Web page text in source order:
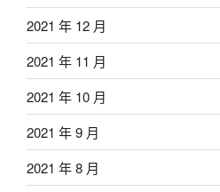
2021 年 12 月
2021 年 11 月
2021 年 10 月
2021 年 9 月
2021 年 8 月